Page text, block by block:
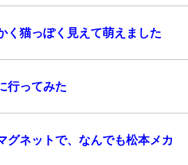
く猫っぽく見えて萌えました
行ってみた
グネットで、なんでも松本メカ